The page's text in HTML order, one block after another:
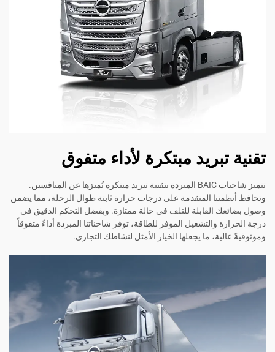
تقنية تبريد مبتكرة لأداء متفوق
تتميز شاحنات BAIC المبردة بتقنية تبريد مبتكرة تُميزها عن المنافسين.
وتحافظ أنظمتنا المتقدمة على درجات حرارة ثابتة طوال الرحلة، مما يضمن
وصول بضائعك القابلة للتلف في حالة ممتازة. وبفضل التحكم الدقيق في
درجة الحرارة والتشغيل الموفر للطاقة، توفر شاحناتنا المبردة أداءً متفوقاً
وموثوقيةً عالية، ما يجعلها الخيار الأمثل لنشاطك التجاري.